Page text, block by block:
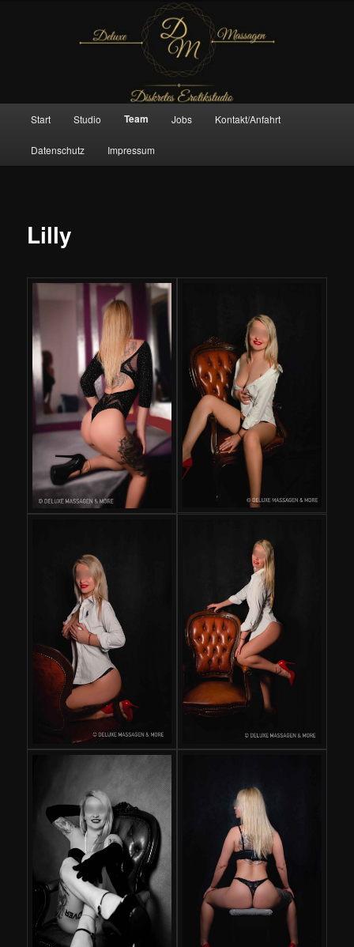
Deluxe Massagen And More
Start Studio Team Jobs Kontakt/Anfahrt
Datenschutz Impressum
Lilly